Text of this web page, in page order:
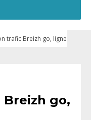
trafic Breizh go, ligne
go,